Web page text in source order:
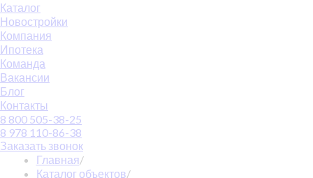
Каталог
Новостройки
Компания
Ипотека
Команда
Вакансии
Блог
Контакты
8 800 505-38-25
8 978 110-86-38
Заказать звонок
Главная/
Каталог объектов/